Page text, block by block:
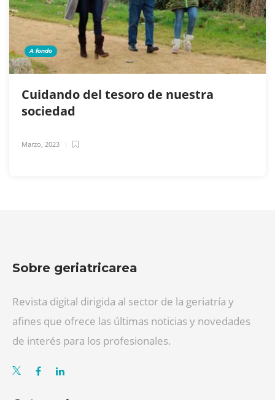
A fondo
Cuidando del tesoro de nuestra
sociedad
Marzo, 2023
Sobre geriatricarea
Revista digital dirigida al sector de la geriatría y
afines que ofrece las últimas noticias y novedades
de interés para los profesionales.